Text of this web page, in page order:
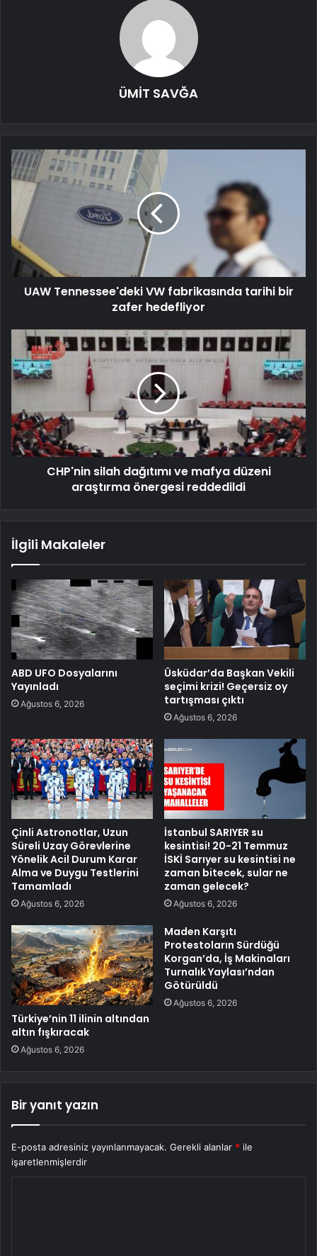
ÜMİT SAVĞA
UAW Tennessee'deki VW fabrikasında tarihi bir
zafer hedefliyor
CHP'nin silah dağıtımı ve mafya düzeni
araştırma önergesi reddedildi
İlgili Makaleler
ABD UFO Dosyalarını
Yayınladı
Ağustos 6, 2026
Üsküdar’da Başkan Vekili
seçimi krizi! Geçersiz oy
tartışması çıktı
Ağustos 6, 2026
Çinli Astronotlar, Uzun
Süreli Uzay Görevlerine
Yönelik Acil Durum Karar
Alma ve Duygu Testlerini
Tamamladı
Ağustos 6, 2026
İstanbul SARIYER su
kesintisi! 20-21 Temmuz
İSKİ Sarıyer su kesintisi ne
zaman bitecek, sular ne
zaman gelecek?
Ağustos 6, 2026
Türkiye’nin 11 ilinin altından
altın fışkıracak
Ağustos 6, 2026
Maden Karşıtı
Protestoların Sürdüğü
Korgan’da, İş Makinaları
Turnalık Yaylası’ndan
Götürüldü
Ağustos 6, 2026
Bir yanıt yazın
E-posta adresiniz yayınlanmayacak. Gerekli alanlar * ile
işaretlenmişlerdir